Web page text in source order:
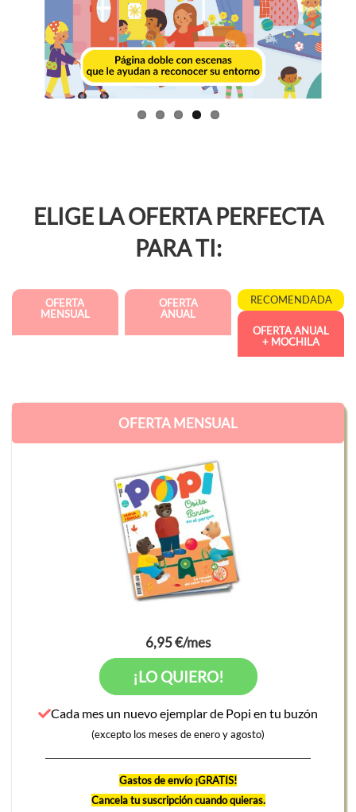
ELIGE LA OFERTA PERFECTA
PARA TI:
OFERTA
MENSUAL
OFERTA
ANUAL
RECOMENDADA
OFERTA ANUAL
+ MOCHILA
OFERTA MENSUAL
6,95 €/mes
¡LO QUIERO!
Cada mes un nuevo ejemplar de Popi en tu buzón
(excepto los meses de enero y agosto)
Gastos de envío ¡GRATIS!
Cancela tu suscripción cuando quieras.